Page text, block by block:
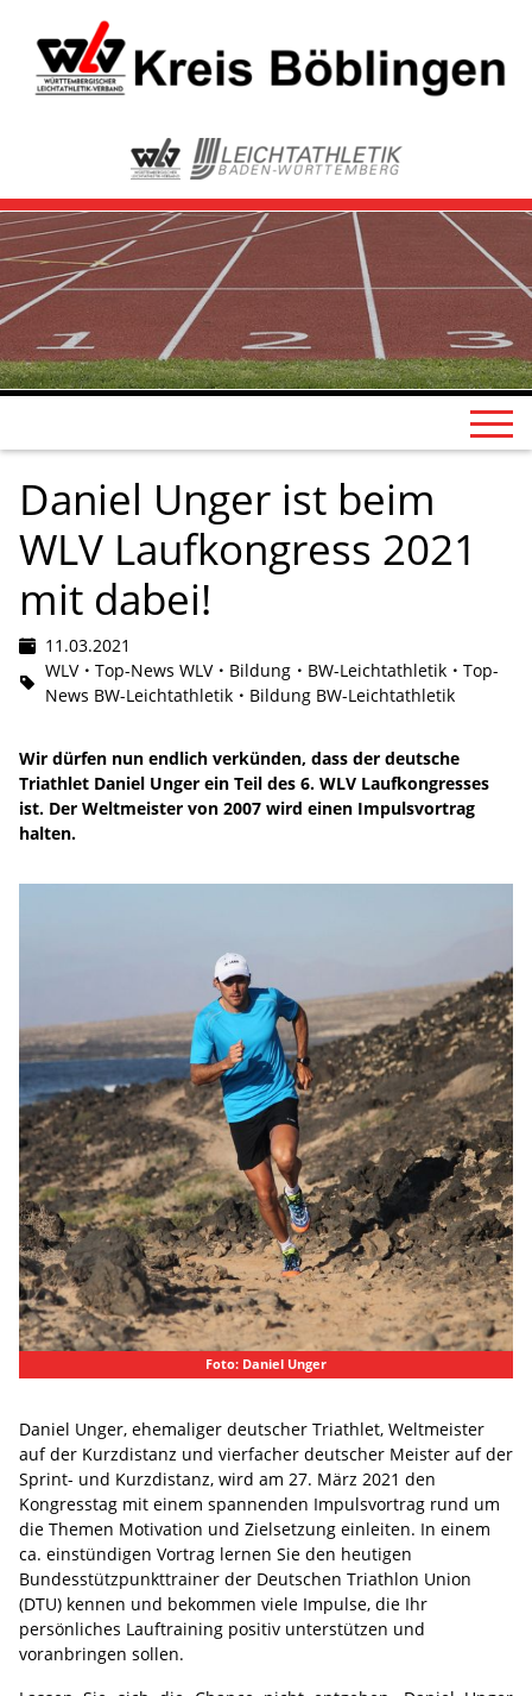
Daniel Unger ist beim
WLV Laufkongress 2021
mit dabei!
11.03.2021
WLV
Top-News WLV Bildung BW-Leichtathletik
Top-
News BW-Leichtathletik
Bildung BW-Leichtathletik
Wir dürfen nun endlich verkünden, dass der deutsche
Triathlet Daniel Unger ein Teil des 6. WLV Laufkongresses
ist. Der Weltmeister von 2007 wird einen Impulsvortrag
halten.
Foto: Daniel Unger
Daniel Unger, ehemaliger deutscher Triathlet, Weltmeister
auf der Kurzdistanz und vierfacher deutscher Meister auf der
Sprint- und Kurzdistanz, wird am 27. März 2021 den
Kongresstag mit einem spannenden Impulsvortrag rund um
die Themen Motivation und Zielsetzung einleiten. In einem
ca. einstündigen Vortrag lernen Sie den heutigen
Bundesstützpunkttrainer der Deutschen Triathlon Union
(DTU) kennen und bekommen viele Impulse, die Ihr
persönliches Lauftraining positiv unterstützen und
voranbringen sollen.